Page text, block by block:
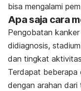
bisa mengalami
Apa saja cara
Pengobatan
didiagnosis,
dan tingkat
Terdapat beberapa
dengan arahan